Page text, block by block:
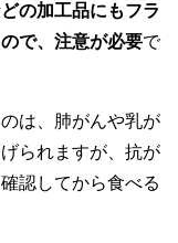
の加工品にもフラ
で、注意が必要で
は、肺がんや乳が
られますが、抗が
認してから食べる